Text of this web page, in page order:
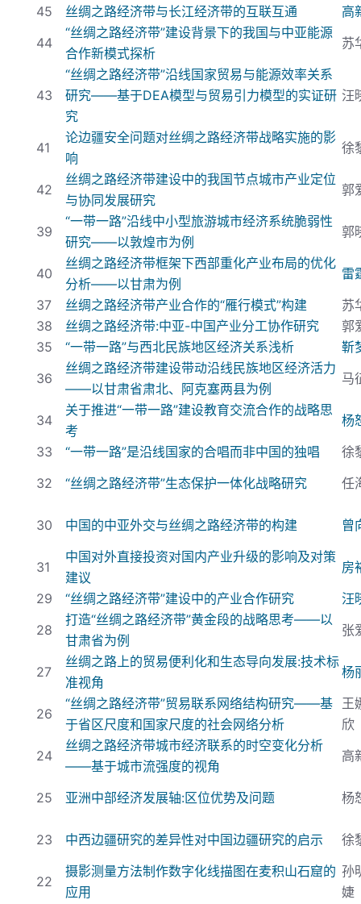
45
丝绸之路经济带与长江经济带的互联互通
高
44
“丝绸之路经济带”建设背景下的我国与中亚能源
合作新模式探析
苏
43
“丝绸之路经济带”沿线国家贸易与能源效率关系
研究——基于DEA模型与贸易引力模型的实证研
究
汪
41
论边疆安全问题对丝绸之路经济带战略实施的影
响
徐
42
丝绸之路经济带建设中的我国节点城市产业定位
与协同发展研究
郭
39
“一带一路”沿线中小型旅游城市经济系统脆弱性
研究——以敦煌市为例
郭
40
丝绸之路经济带框架下西部重化产业布局的优化
分析——以甘肃为例
雷
37
丝绸之路经济带产业合作的“雁行模式”构建
苏
38
丝绸之路经济带:中亚-中国产业分工协作研究
郭
35
“一带一路”与西北民族地区经济关系浅析
靳
36
丝绸之路经济带建设带动沿线民族地区经济活力
——以甘肃省肃北、阿克塞两县为例
马
34
关于推进“一带一路”建设教育交流合作的战略思
考
杨
33
“一带一路”是沿线国家的合唱而非中国的独唱
徐
32
“丝绸之路经济带”生态保护一体化战略研究 任
30 中国的中亚外交与丝绸之路经济带的构建 曾
31
中国对外直接投资对国内产业升级的影响及对策
建议
房
29
“丝绸之路经济带”建设中的产业合作研究
汪
28
打造“丝绸之路经济带”黄金段的战略思考——以
甘肃省为例
张
27
丝绸之路上的贸易便利化和生态导向发展:技术标
准视角
杨
26
“丝绸之路经济带”贸易联系网络结构研究——基
于省区尺度和国家尺度的社会网络分析
王
欣
24
丝绸之路经济带城市经济联系的时空变化分析
——基于城市流强度的视角
高
25 亚洲中部经济发展轴:区位优势及问题 杨
23 中西边疆研究的差异性对中国边疆研究的启示 徐
22
摄影测量方法制作数字化线描图在麦积山石窟的
应用
孙
婕